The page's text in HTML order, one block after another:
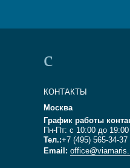
КОНТАКТЫ
Москва
График работы
Пн-Пт: с 10:00 до
Тел.:+7 (495) 565-34-37
Email: